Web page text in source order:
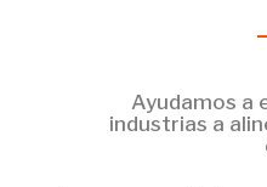
Ayudamos a
industrias a